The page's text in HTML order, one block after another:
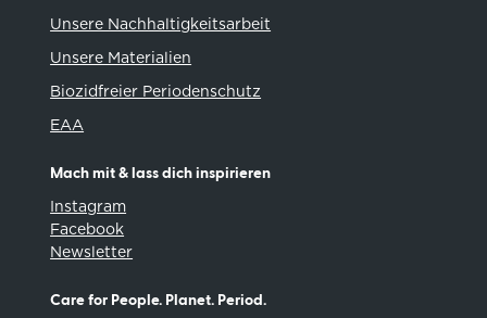
Unsere Nachhaltigkeitsarbeit
Unsere Materialien
Biozidfreier Periodenschutz
EAA
Mach mit & lass dich inspirieren
Instagram
Facebook
Newsletter
Care for People. Planet. Period.